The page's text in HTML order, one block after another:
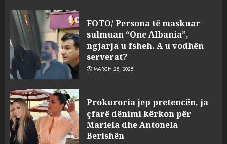
FOTO/ Persona të maskuar
sulmuan “One Albania”,
ngjarja u fsheh. A u vodhën
serverat?
MARCH 25, 2025
Prokuroria jep pretencën, ja
çfarë dënimi kërkon për
Mariela dhe Antonela
Berishën